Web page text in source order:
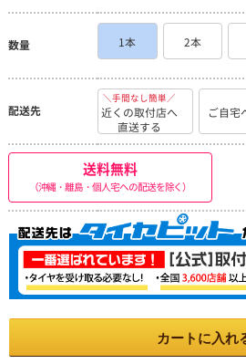
数量 1本 2本
配送先
＼手間なし簡単／
近くの取付店へ
直送する
ご自宅
送料無料
（沖縄・離島・個人宅への配送を除く）
カートに入れ